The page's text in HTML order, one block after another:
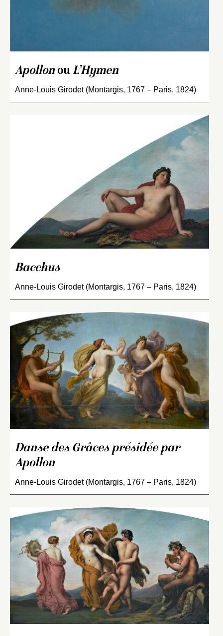
Apollonou L’Hymen
Anne-Louis Girodet (Montargis, 1767 – Paris, 1824)
Bacchus
Anne-Louis Girodet (Montargis, 1767 – Paris, 1824)
Danse des Grâces présidée par
Apollon
Anne-Louis Girodet (Montargis, 1767 – Paris, 1824)